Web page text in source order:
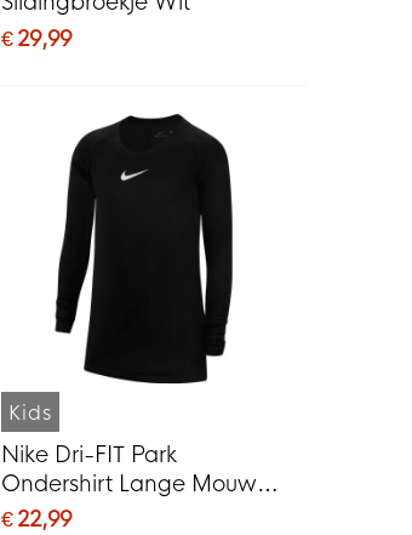
€ 29,99
Kids
Nike Dri-FIT Park
Ondershirt Lange Mouwen
Kids Zwart
€ 22,99